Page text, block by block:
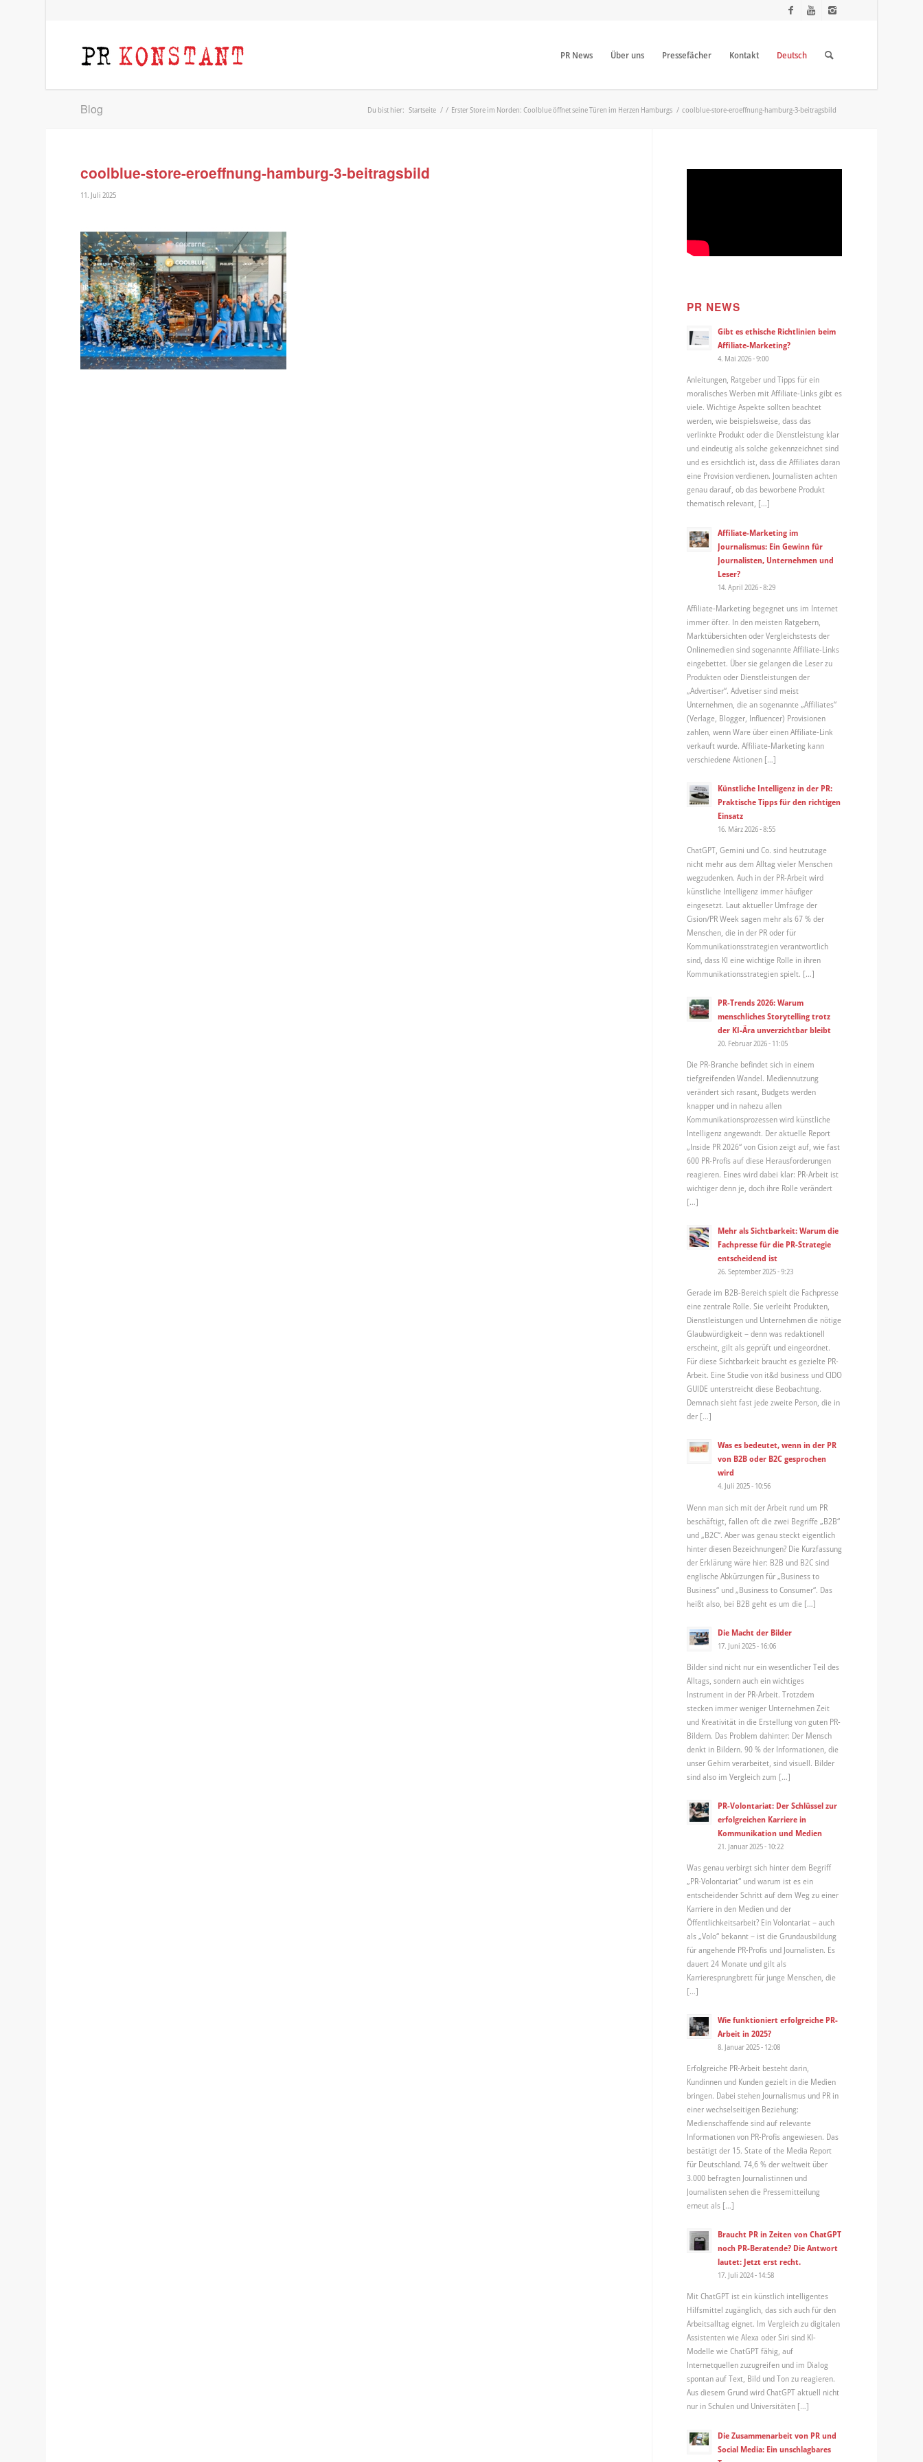
PR News Über uns Pressefächer Kontakt Deutsch
Blog Du bist hier: Startseite / / Erster Store im Norden: Coolblue öffnet seine Türen im Herzen Hamburgs / coolblue-store-eroeffnung-hamburg-3-beitragsbild
coolblue-store-eroeffnung-hamburg-3-beitragsbild
11. Juli 2025
PR NEWS
Gibt es ethische Richtlinien beim
Affiliate-Marketing?
4. Mai 2026 - 9:00
Anleitungen, Ratgeber und Tipps für ein
moralisches Werben mit Affiliate-Links gibt es
viele. Wichtige Aspekte sollten beachtet
werden, wie beispielsweise, dass das
verlinkte Produkt oder die Dienstleistung klar
und eindeutig als solche gekennzeichnet sind
und es ersichtlich ist, dass die Affiliates daran
eine Provision verdienen. Journalisten achten
genau darauf, ob das beworbene Produkt
thematisch relevant, […]
Affiliate-Marketing im
Journalismus: Ein Gewinn für
Journalisten, Unternehmen und
Leser?
14. April 2026 - 8:29
Affiliate-Marketing begegnet uns im Internet
immer öfter. In den meisten Ratgebern,
Marktübersichten oder Vergleichstests der
Onlinemedien sind sogenannte Affiliate-Links
eingebettet. Über sie gelangen die Leser zu
Produkten oder Dienstleistungen der
„Advertiser“. Advetiser sind meist
Unternehmen, die an sogenannte „Affiliates“
(Verlage, Blogger, Influencer) Provisionen
zahlen, wenn Ware über einen Affiliate-Link
verkauft wurde. Affiliate-Marketing kann
verschiedene Aktionen […]
Künstliche Intelligenz in der PR:
Praktische Tipps für den richtigen
Einsatz
16. März 2026 - 8:55
ChatGPT, Gemini und Co. sind heutzutage
nicht mehr aus dem Alltag vieler Menschen
wegzudenken. Auch in der PR-Arbeit wird
künstliche Intelligenz immer häufiger
eingesetzt. Laut aktueller Umfrage der
Cision/PR Week sagen mehr als 67 % der
Menschen, die in der PR oder für
Kommunikationsstrategien verantwortlich
sind, dass KI eine wichtige Rolle in ihren
Kommunikationsstrategien spielt. […]
PR-Trends 2026: Warum
menschliches Storytelling trotz
der KI-Ära unverzichtbar bleibt
20. Februar 2026 - 11:05
Die PR-Branche befindet sich in einem
tiefgreifenden Wandel. Mediennutzung
verändert sich rasant, Budgets werden
knapper und in nahezu allen
Kommunikationsprozessen wird künstliche
Intelligenz angewandt. Der aktuelle Report
„Inside PR 2026“ von Cision zeigt auf, wie fast
600 PR-Profis auf diese Herausforderungen
reagieren. Eines wird dabei klar: PR-Arbeit ist
wichtiger denn je, doch ihre Rolle verändert
[…]
Mehr als Sichtbarkeit: Warum die
Fachpresse für die PR-Strategie
entscheidend ist
26. September 2025 - 9:23
Gerade im B2B-Bereich spielt die Fachpresse
eine zentrale Rolle. Sie verleiht Produkten,
Dienstleistungen und Unternehmen die nötige
Glaubwürdigkeit – denn was redaktionell
erscheint, gilt als geprüft und eingeordnet.
Für diese Sichtbarkeit braucht es gezielte PR-
Arbeit. Eine Studie von it&d business und CIDO
GUIDE unterstreicht diese Beobachtung.
Demnach sieht fast jede zweite Person, die in
der […]
Was es bedeutet, wenn in der PR
von B2B oder B2C gesprochen
wird
4. Juli 2025 - 10:56
Wenn man sich mit der Arbeit rund um PR
beschäftigt, fallen oft die zwei Begriffe „B2B“
und „B2C“. Aber was genau steckt eigentlich
hinter diesen Bezeichnungen? Die Kurzfassung
der Erklärung wäre hier: B2B und B2C sind
englische Abkürzungen für „Business to
Business“ und „Business to Consumer“. Das
heißt also, bei B2B geht es um die […]
Die Macht der Bilder
17. Juni 2025 - 16:06
Bilder sind nicht nur ein wesentlicher Teil des
Alltags, sondern auch ein wichtiges
Instrument in der PR-Arbeit. Trotzdem
stecken immer weniger Unternehmen Zeit
und Kreativität in die Erstellung von guten PR-
Bildern. Das Problem dahinter: Der Mensch
denkt in Bildern. 90 % der Informationen, die
unser Gehirn verarbeitet, sind visuell. Bilder
sind also im Vergleich zum […]
PR-Volontariat: Der Schlüssel zur
erfolgreichen Karriere in
Kommunikation und Medien
21. Januar 2025 - 10:22
Was genau verbirgt sich hinter dem Begriff
„PR-Volontariat“ und warum ist es ein
entscheidender Schritt auf dem Weg zu einer
Karriere in den Medien und der
Öffentlichkeitsarbeit? Ein Volontariat – auch
als „Volo“ bekannt – ist die Grundausbildung
für angehende PR-Profis und Journalisten. Es
dauert 24 Monate und gilt als
Karrieresprungbrett für junge Menschen, die
[…]
Wie funktioniert erfolgreiche PR-
Arbeit in 2025?
8. Januar 2025 - 12:08
Erfolgreiche PR-Arbeit besteht darin,
Kundinnen und Kunden gezielt in die Medien
bringen. Dabei stehen Journalismus und PR in
einer wechselseitigen Beziehung:
Medienschaffende sind auf relevante
Informationen von PR-Profis angewiesen. Das
bestätigt der 15. State of the Media Report
für Deutschland. 74,6 % der weltweit über
3.000 befragten Journalistinnen und
Journalisten sehen die Pressemitteilung
erneut als […]
Braucht PR in Zeiten von ChatGPT
noch PR-Beratende? Die Antwort
lautet: Jetzt erst recht.
17. Juli 2024 - 14:58
Mit ChatGPT ist ein künstlich intelligentes
Hilfsmittel zugänglich, das sich auch für den
Arbeitsalltag eignet. Im Vergleich zu digitalen
Assistenten wie Alexa oder Siri sind KI-
Modelle wie ChatGPT fähig, auf
Internetquellen zuzugreifen und im Dialog
spontan auf Text, Bild und Ton zu reagieren.
Aus diesem Grund wird ChatGPT aktuell nicht
nur in Schulen und Universitäten […]
Die Zusammenarbeit von PR und
Social Media: Ein unschlagbares